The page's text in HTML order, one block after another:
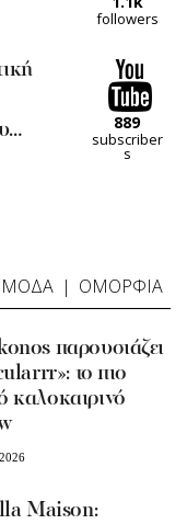
followers
889
subscriber
s
ΜΟΔΑ ΟΜΟΡΦΙΑ
παρουσιάζει
το πιο
καλοκαιρινό
Maison: